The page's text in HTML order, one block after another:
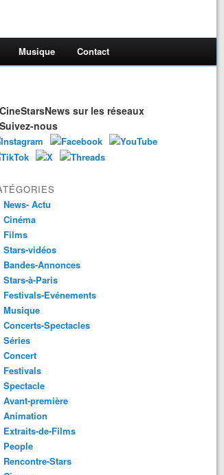
Musique Contact
sur les réseaux
Suivez-nous
News- Actu
Cinéma
Films
Stars-vidéos
Bandes-Annonces
Stars-à-Paris
Festivals-Evénements
Musique
Concerts-Spectacles
Séries
Concert
Festivals
Spectacle
Avant-première
Animation
Extraits-de-Films
People
Rencontre-Stars